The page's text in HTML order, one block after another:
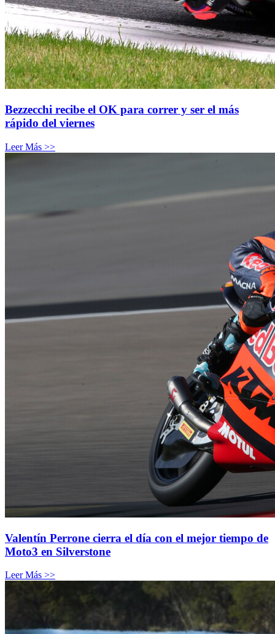
Bezzecchi recibe el OK para correr y ser el más
rápido del viernes
Leer Más >>
Valentín Perrone cierra el día con el mejor tiempo de
Moto3 en Silverstone
Leer Más >>